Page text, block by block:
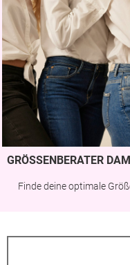
GRÖSSENBERATER
Finde deine optimale